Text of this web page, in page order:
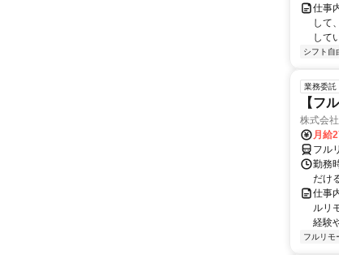
仕事
して
して
シフト自
業務委託
【フ
株式会
月給
フル
勤務
だけ
仕事
ルリ
経験
フルリモ